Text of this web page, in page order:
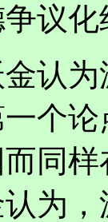
议
为
个
同
为